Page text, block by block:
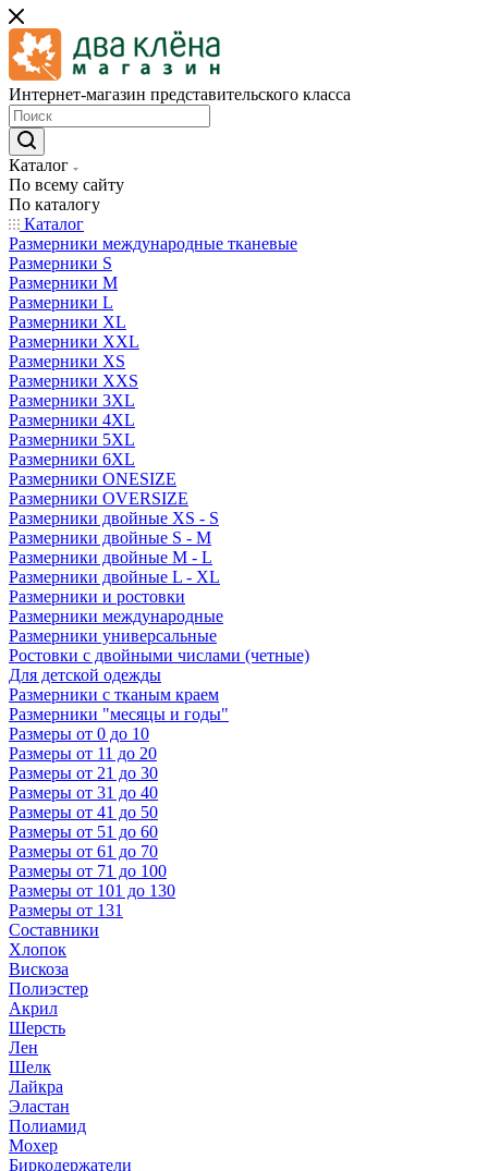
Интернет-магазин представительского класса
Каталог
По всему сайту
По каталогу
Каталог
Размерники международные тканевые
Размерники S
Размерники M
Размерники L
Размерники XL
Размерники XXL
Размерники XS
Размерники XXS
Размерники 3XL
Размерники 4XL
Размерники 5XL
Размерники 6XL
Размерники ONESIZE
Размерники OVERSIZE
Размерники двойные XS - S
Размерники двойные S - M
Размерники двойные M - L
Размерники двойные L - XL
Размерники и ростовки
Размерники международные
Размерники универсальные
Ростовки с двойными числами (четные)
Для детской одежды
Размерники с тканым краем
Размерники "месяцы и годы"
Размеры от 0 до 10
Размеры от 11 до 20
Размеры от 21 до 30
Размеры от 31 до 40
Размеры от 41 до 50
Размеры от 51 до 60
Размеры от 61 до 70
Размеры от 71 до 100
Размеры от 101 до 130
Размеры от 131
Составники
Хлопок
Вискоза
Полиэстер
Акрил
Шерсть
Лен
Шелк
Лайкра
Эластан
Полиамид
Мохер
Биркодержатели